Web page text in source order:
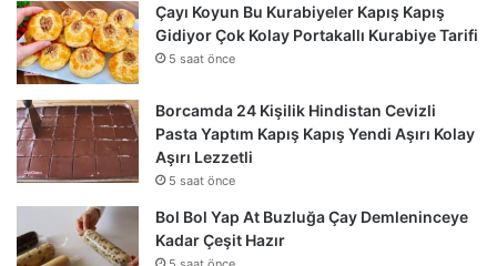
Çayı Koyun Bu Kurabiyeler Kapış Kapış
Gidiyor Çok Kolay Portakallı Kurabiye Tarifi
5 saat önce
Borcamda 24 Kişilik Hindistan Cevizli
Pasta Yaptım Kapış Kapış Yendi Aşırı Kolay
Aşırı Lezzetli
5 saat önce
Bol Bol Yap At Buzluğa Çay Demleninceye
Kadar Çeşit Hazır